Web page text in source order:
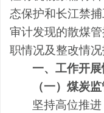
态保护和长江禁捕
审计发现的散煤
职情况及整改情况
一、工作开展
（一）煤炭
坚持高位推